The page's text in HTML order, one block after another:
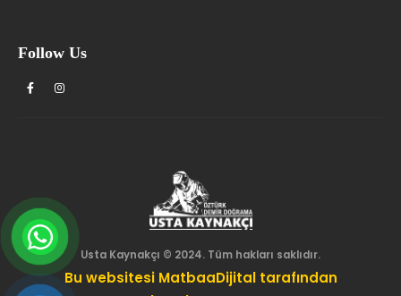
Follow Us
Usta Kaynakçı © 2024. Tüm hakları saklıdır.
Bu websitesi MatbaaDijital tarafından